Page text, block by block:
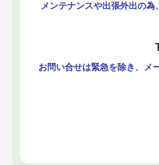
メンテナンスや出張外出の
お問い合せは緊急を除き、メ